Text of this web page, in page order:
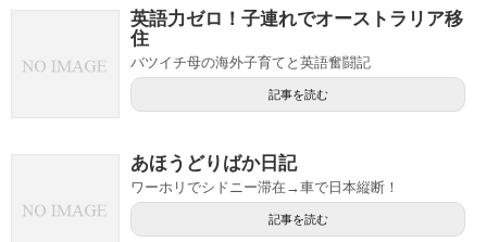
英語力ゼロ！子連れでオーストラリア移
住
バツイチ母の海外子育てと英語奮闘記
記事を読む
あほうどりばか日記
ワーホリでシドニー滞在→車で日本縦断！
記事を読む